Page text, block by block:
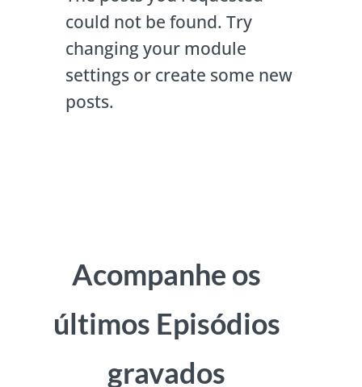
could not be found. Try
changing your module
settings or create some new
posts.
Acompanhe os
últimos Episódios
gravados